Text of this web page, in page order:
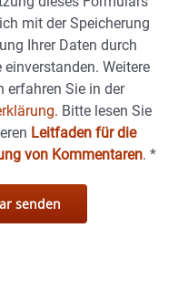
mit der Speicherung
Ihrer Daten durch
einverstanden. Weitere
erfahren Sie in der
Bitte lesen Sie
Leitfaden für die
von Kommentaren.*